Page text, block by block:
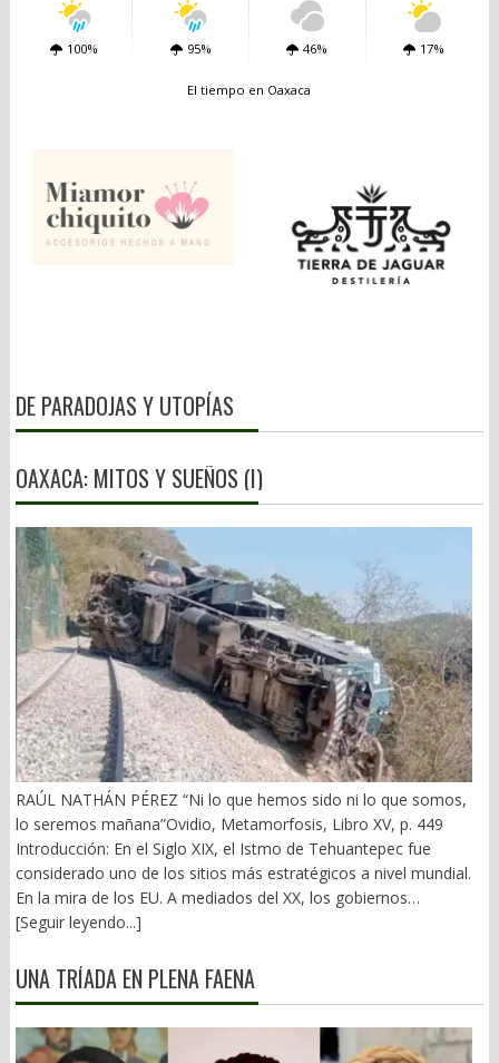
100% 95% 46% 17%
El tiempo en Oaxaca
DE PARADOJAS Y UTOPÍAS
OAXACA: MITOS Y SUEÑOS (I)
RAÚL NATHÁN PÉREZ “Ni lo que hemos sido ni lo que somos,
lo seremos mañana”Ovidio, Metamorfosis, Libro XV, p. 449
Introducción: En el Siglo XIX, el Istmo de Tehuantepec fue
considerado uno de los sitios más estratégicos a nivel mundial.
En la mira de los EU. A mediados del XX, los gobiernos
emanados del PRI iniciaron una serie de proyectos, todos
Transístmico, Proyecto Alfa-Omega, Plan Puebla-Panamá y
por la corrupción y la complicidad. Sobre la vieja vía inaugurada
[Seguir leyendo...]
UNA TRÍADA EN PLENA FAENA